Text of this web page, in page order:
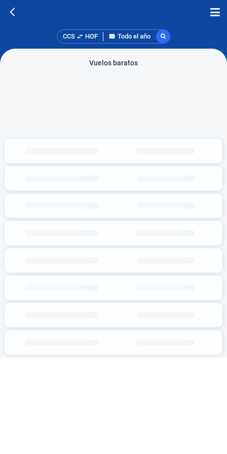
CCS HOF Todo el año
Vuelos baratos